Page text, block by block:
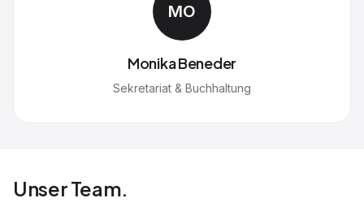
MO
Monika Beneder
Sekretariat & Buchhaltung
Unser Team.